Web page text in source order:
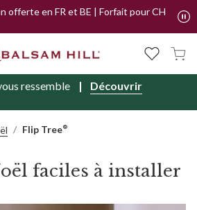
offerte en FR et BE | Forfait pour CH
ressemble Découvrir
Flip Tree®
faciles à installer